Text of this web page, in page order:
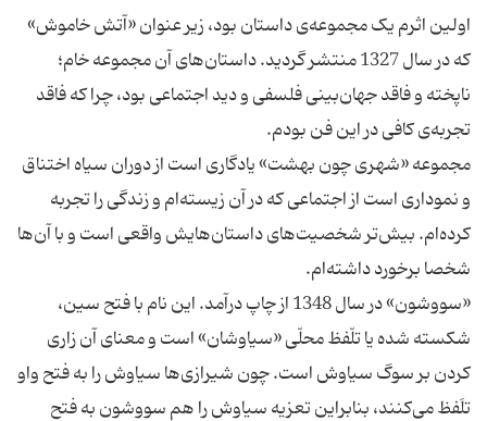
اولین اثرم یک مجموعه‌ی داستان بود، زیر عنوان «آتش خاموش»
که در سال 1327 منتشر گردید. داستان‌های آن مجموعه خام؛
ناپخته و فاقد جهان‌بینی فلسفی و دید اجتماعی بود، چرا که فاقد
مجموعه «شهری چون بهشت» یادگاری است از دوران سیاه اختناق
و نموداری است از اجتماعی که در آن زیسته‌ام و زندگی را تجربه
کرده‌ام. بیش‌تر شخصیت‌های داستان‌هایش واقعی است و با آن‌ها
«سووشون» در سال 1348 از چاپ درآمد. این نام با فتح سین،
شکسته شده یا تلّفظ محلّی «سیاوشان» است و معنای آن زاری
کردن بر سوگ سیاوش است. چون شیرازی‌ها سیاوش را به فتح واو
تلَفظ می‌کنند، بنابراین تعزیه سیاوش را هم سووشون به فتح